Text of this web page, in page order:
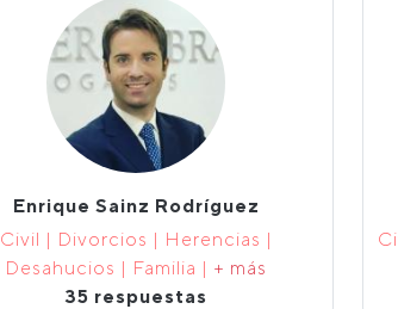
Enrique Sainz Rodríguez
Civil | Divorcios | Herencias |
Desahucios | Familia | + más
35 respuestas